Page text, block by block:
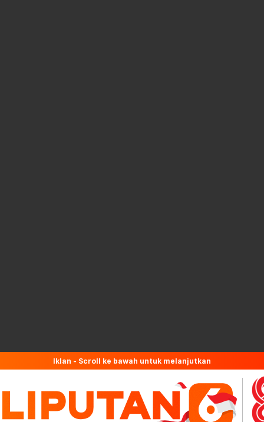
Iklan - Scroll ke bawah untuk melanjutkan